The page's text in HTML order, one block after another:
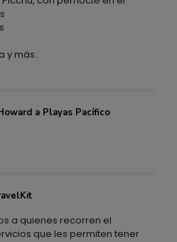
y más..
Howard a Playas Pacífico
a Playas Pacífico
TravelKit
a quienes recorren el
que les permiten tener